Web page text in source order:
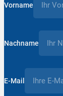
Vorname
Nachname
E-Mail